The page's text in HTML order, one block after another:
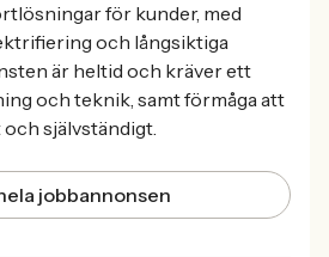
för kunder, med
och långsiktiga
är heltid och kräver ett
och teknik, samt förmåga att
självständigt.
jobbannonsen